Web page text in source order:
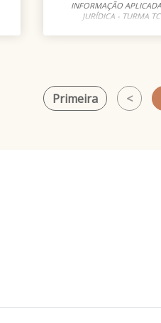
INFORMAÇÃO
JURÍDICA - TURMA
Primeira <